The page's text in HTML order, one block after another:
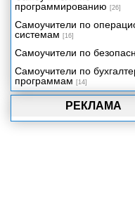
РЕКЛАМА
программированию [26]
Самоучители по
системам [16]
Самоучители по
Самоучители по
программам [14]